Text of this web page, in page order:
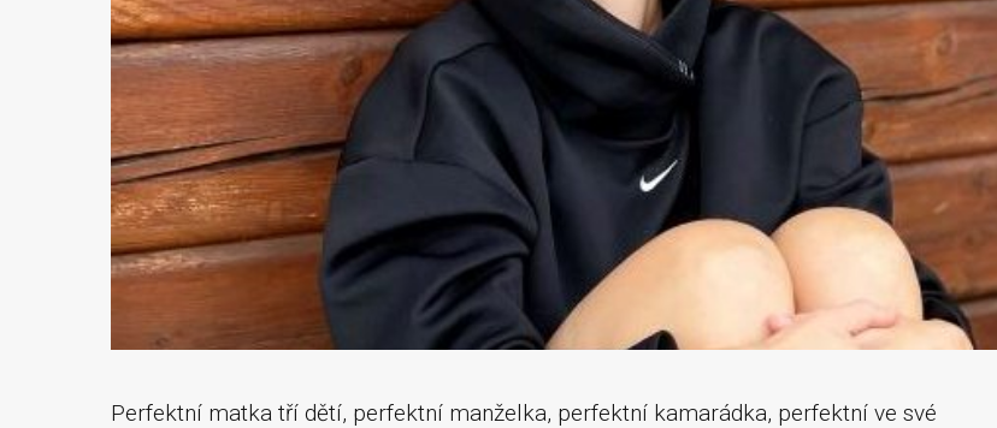
Perfektní matka tří dětí, perfektní manželka, perfektní kamarádka, perfektní ve své